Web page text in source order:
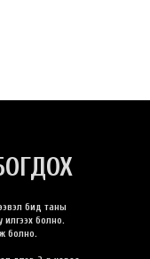
бид таны
илгээх болно.
болно.